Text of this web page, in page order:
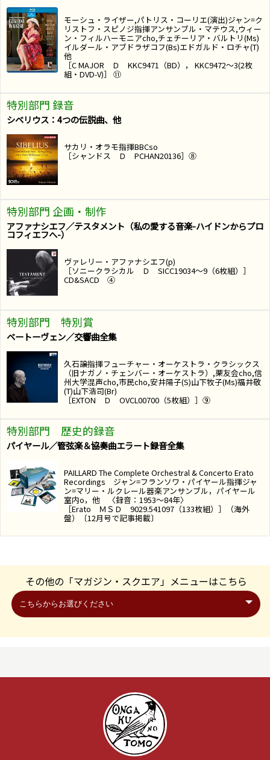
モーシュ・ライザー,パトリス・コーリエ(演出)ジャン=ク
リストフ・スピノジ指揮アンサンブル・マテウス,ウィー
ン・フィルハーモニアcho,チェチーリア・バルトリ(Ms)
イルダール・アブドラザコフ(Bs)エドガルド・ロチャ(T)
他
［C MAJOR Ｄ KKC9471（BD）， KKC9472～3(2枚
組・DVD-V)］ ⑪
特別部門 録音
シベリウス：4つの伝説曲、他
サカリ・オラモ指揮BBCso
［シャンドス Ｄ PCHAN20136］⑧
特別部門 企画・制作
アファナシエフ／テスタメント（私の愛する音楽-ハイドンからプロ
コフィエフへ-）
ヴァレリー・アファナシエフ(p)
［ソニークラシカル Ｄ SICC19034～9（6枚組）］
CD&SACD ④
特別部門 特別賞
ベートーヴェン／交響曲全集
久石譲指揮フューチャー・オーケストラ・クラシックス
（旧ナガノ・チェンバー・オーケストラ）,栗友会cho,信
州大学混声cho,市民cho,安井陽子(S)山下牧子(Ms)福井敬
(T)山下浩司(Br)
［EXTON Ｄ OVCL00700（5枚組）］⑨
特別部門 歴史的録音
パイヤール／管弦楽＆協奏曲エラート録音全集
PAILLARD The Complete Orchestral & Concerto Erato
Recordings ジャン=フランソワ・パイヤール指揮ジャ
ン=マリー・ルクレール器楽アンサンブル，パイヤール
室内o，他 〈録音：1953～84年〉
［Erato ＭＳＤ 9029.541097（133枚組）］（海外
盤）〔12月号で記事掲載〕
その他の「マガジン・スクエア」メニューはこちら